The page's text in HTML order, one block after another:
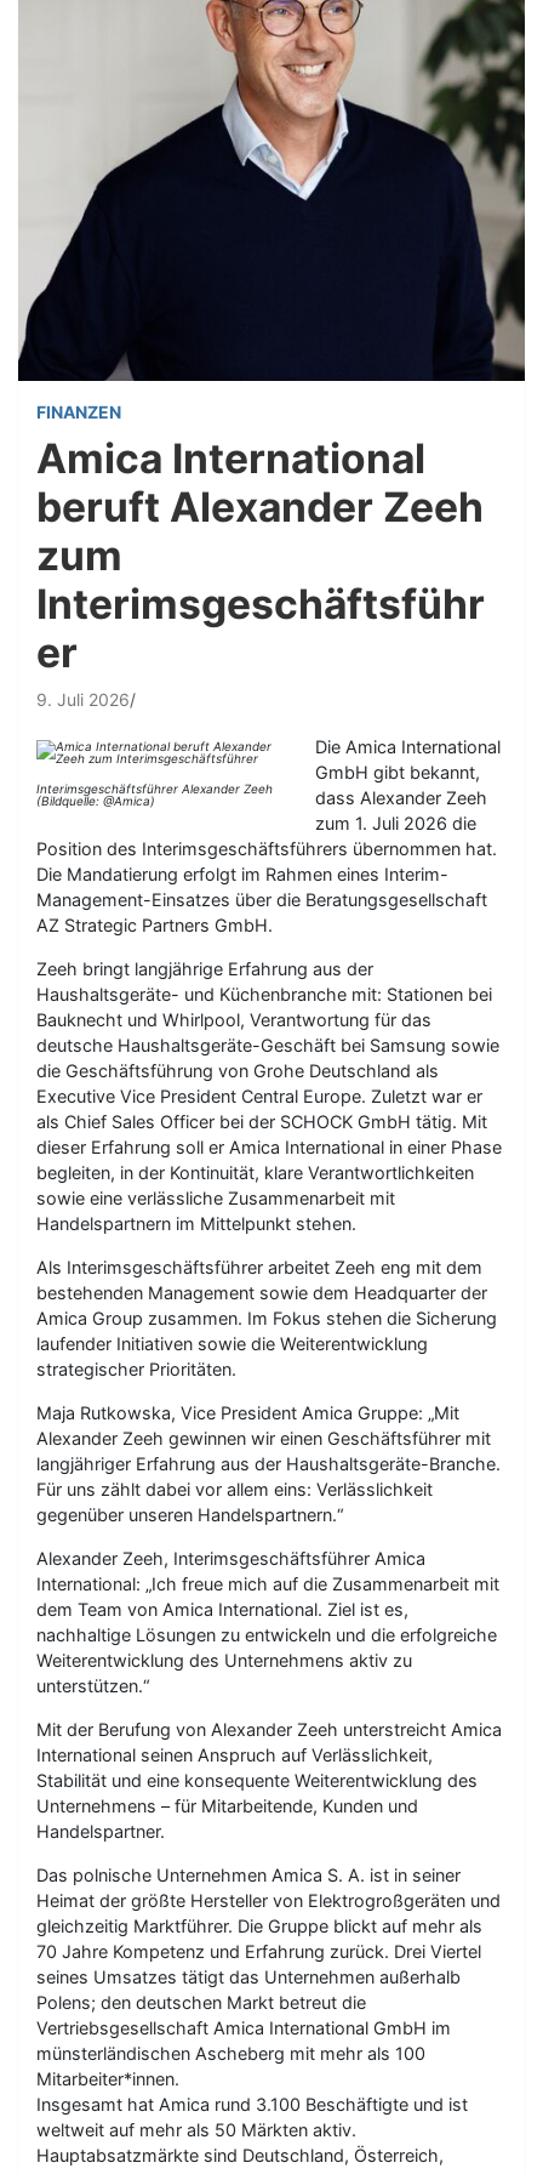
FINANZEN
Amica International
beruft Alexander Zeeh
zum
Interimsgeschäftsführ
er
9. Juli 2026
Interimsgeschäftsführer Alexander Zeeh
(Bildquelle: @Amica)
Die Amica International
GmbH gibt bekannt,
dass Alexander Zeeh
zum 1. Juli 2026 die
Position des Interimsgeschäftsführers übernommen hat.
Die Mandatierung erfolgt im Rahmen eines Interim-
Management-Einsatzes über die Beratungsgesellschaft
AZ Strategic Partners GmbH.
Zeeh bringt langjährige Erfahrung aus der
Haushaltsgeräte- und Küchenbranche mit: Stationen bei
Bauknecht und Whirlpool, Verantwortung für das
deutsche Haushaltsgeräte-Geschäft bei Samsung sowie
die Geschäftsführung von Grohe Deutschland als
Executive Vice President Central Europe. Zuletzt war er
als Chief Sales Officer bei der SCHOCK GmbH tätig. Mit
dieser Erfahrung soll er Amica International in einer Phase
begleiten, in der Kontinuität, klare Verantwortlichkeiten
sowie eine verlässliche Zusammenarbeit mit
Handelspartnern im Mittelpunkt stehen.
Als Interimsgeschäftsführer arbeitet Zeeh eng mit dem
bestehenden Management sowie dem Headquarter der
Amica Group zusammen. Im Fokus stehen die Sicherung
laufender Initiativen sowie die Weiterentwicklung
strategischer Prioritäten.
Maja Rutkowska, Vice President Amica Gruppe: „Mit
Alexander Zeeh gewinnen wir einen Geschäftsführer mit
langjähriger Erfahrung aus der Haushaltsgeräte-Branche.
Für uns zählt dabei vor allem eins: Verlässlichkeit
gegenüber unseren Handelspartnern.“
Alexander Zeeh, Interimsgeschäftsführer Amica
International: „Ich freue mich auf die Zusammenarbeit mit
dem Team von Amica International. Ziel ist es,
nachhaltige Lösungen zu entwickeln und die erfolgreiche
Weiterentwicklung des Unternehmens aktiv zu
unterstützen.“
Mit der Berufung von Alexander Zeeh unterstreicht Amica
International seinen Anspruch auf Verlässlichkeit,
Stabilität und eine konsequente Weiterentwicklung des
Unternehmens – für Mitarbeitende, Kunden und
Handelspartner.
Das polnische Unternehmen Amica S. A. ist in seiner
Heimat der größte Hersteller von Elektrogroßgeräten und
gleichzeitig Marktführer. Die Gruppe blickt auf mehr als
70 Jahre Kompetenz und Erfahrung zurück. Drei Viertel
seines Umsatzes tätigt das Unternehmen außerhalb
Polens; den deutschen Markt betreut die
Vertriebsgesellschaft Amica International GmbH im
münsterländischen Ascheberg mit mehr als 100
Mitarbeiter*innen.
Insgesamt hat Amica rund 3.100 Beschäftigte und ist
weltweit auf mehr als 50 Märkten aktiv.
Hauptabsatzmärkte sind Deutschland, Österreich,